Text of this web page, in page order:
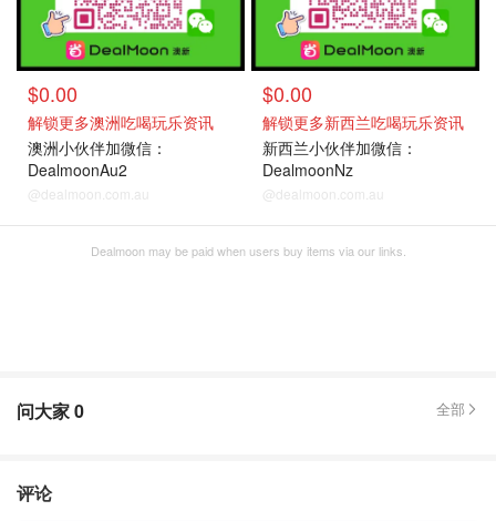
$0.00
解锁更多澳洲吃喝玩乐资讯
澳洲小伙伴加微信：
DealmoonAu2
@dealmoon.com.au
$0.00
解锁更多新西兰吃喝玩乐资讯
新西兰小伙伴加微信：
DealmoonNz
@dealmoon.com.au
Dealmoon may be paid when users buy items via our links.
问大家0 全部
评论